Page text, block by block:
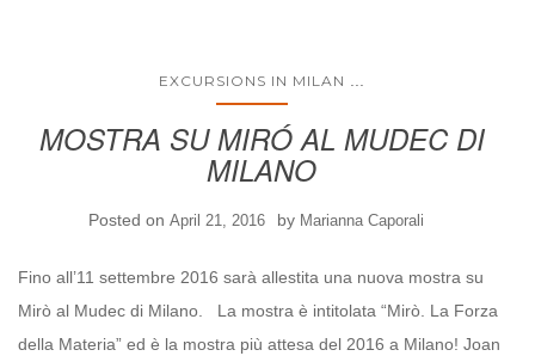
EXCURSIONS IN MILAN ...
MOSTRA SU MIRÓ AL MUDEC DI
MILANO
Posted on April 21, 2016 by Marianna Caporali
Fino all’11 settembre 2016 sarà allestita una nuova mostra su
Mirò al Mudec di Milano. La mostra è intitolata “Mirò. La Forza
della Materia” ed è la mostra più attesa del 2016 a Milano! Joan